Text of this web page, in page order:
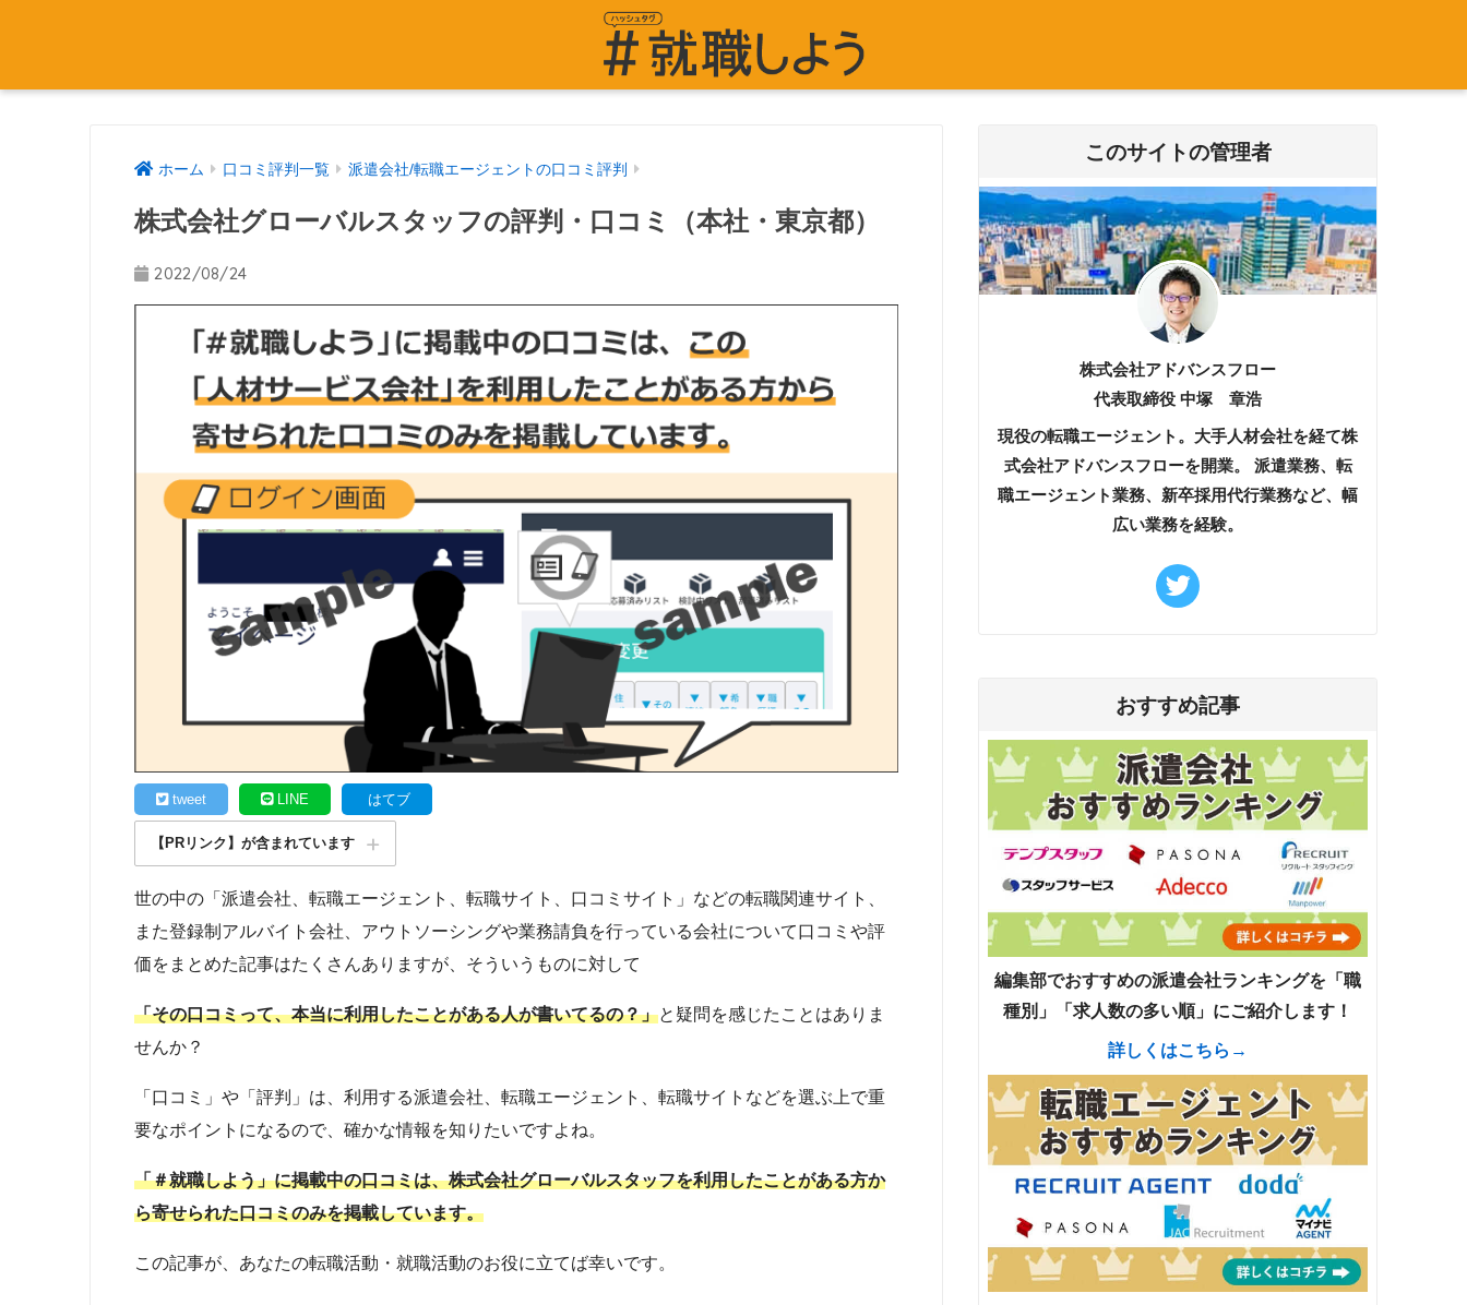
ホーム 口コミ評判一覧 派遣会社/転職エージェントの口コミ評判
株式会社グローバルスタッフの評判・口コミ（本社・東京都）
2022/08/24
tweet LINE はてブ
【PRリンク】が含まれています
世の中の「派遣会社、転職エージェント、転職サイト、口コミサイト」などの転職関連サイト、
また登録制アルバイト会社、アウトソーシングや業務請負を行っている会社について口コミや評
価をまとめた記事はたくさんありますが、そういうものに対して
「その口コミって、本当に利用したことがある人が書いてるの？」と疑問を感じたことはありま
せんか？
「口コミ」や「評判」は、利用する派遣会社、転職エージェント、転職サイトなどを選ぶ上で重
要なポイントになるので、確かな情報を知りたいですよね。
「＃就職しよう」に掲載中の口コミは、株式会社グローバルスタッフを利用したことがある方か
ら寄せられた口コミのみを掲載しています。
この記事が、あなたの転職活動・就職活動のお役に立てば幸いです。
このサイトの管理者
株式会社アドバンスフロー
代表取締役 中塚 章浩
現役の転職エージェント。大手人材会社を経て株
式会社アドバンスフローを開業。 派遣業務、転
職エージェント業務、新卒採用代行業務など、幅
広い業務を経験。
おすすめ記事
編集部でおすすめの派遣会社ランキングを「職
種別」「求人数の多い順」にご紹介します！
詳しくはこちら→